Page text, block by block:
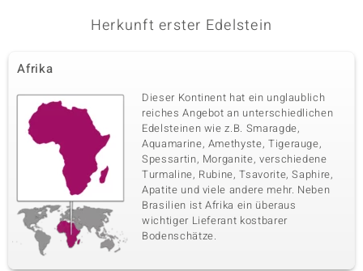
Herkunft erster Edelstein
Afrika
Dieser Kontinent hat ein unglaublich
reiches Angebot an unterschiedlichen
Edelsteinen wie z.B. Smaragde,
Aquamarine, Amethyste, Tigerauge,
Spessartin, Morganite, verschiedene
Turmaline, Rubine, Tsavorite, Saphire,
Apatite und viele andere mehr. Neben
Brasilien ist Afrika ein überaus
wichtiger Lieferant kostbarer
Bodenschätze.